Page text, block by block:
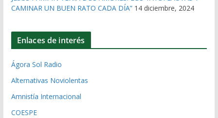
CAMINAR UN BUEN RATO CADA DÍA” 14 diciembre, 2024
Enlaces de interés
Ágora Sol Radio
Alternativas Noviolentas
Amnistía Internacional
COESPE